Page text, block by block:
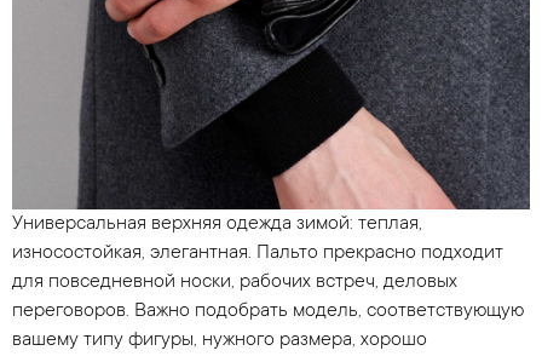
Универсальная верхняя одежда зимой: теплая,
износостойкая, элегантная. Пальто прекрасно подходит
для повседневной носки, рабочих встреч, деловых
переговоров. Важно подобрать модель, соответствующую
вашему типу фигуры, нужного размера, хорошо